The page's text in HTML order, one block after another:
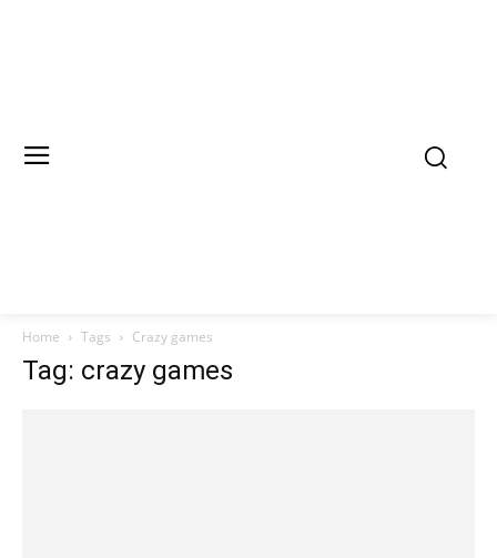
Home Tags Crazy games
Tag: crazy games